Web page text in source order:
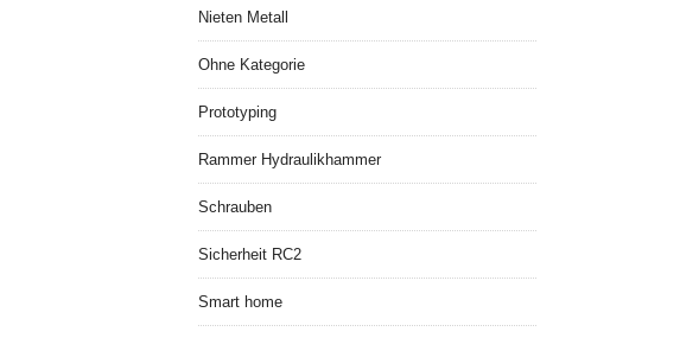
Nieten Metall
Ohne Kategorie
Prototyping
Rammer Hydraulikhammer
Schrauben
Sicherheit RC2
Smart home